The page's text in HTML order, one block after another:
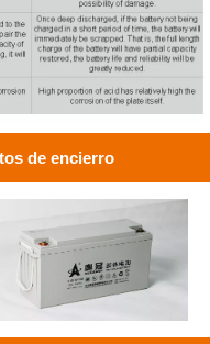
de encierro